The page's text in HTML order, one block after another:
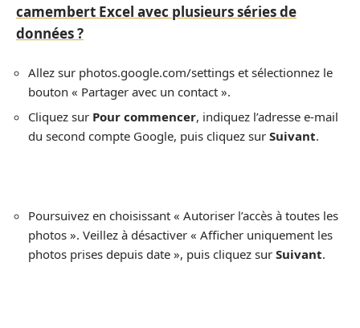
camembert Excel avec plusieurs séries de
données ?
Allez sur photos.google.com/settings et sélectionnez le
bouton « Partager avec un contact ».
Cliquez sur Pour commencer, indiquez l’adresse e-mail
du second compte Google, puis cliquez sur Suivant.
Poursuivez en choisissant « Autoriser l’accès à toutes les
photos ». Veillez à désactiver « Afficher uniquement les
photos prises depuis date », puis cliquez sur Suivant.